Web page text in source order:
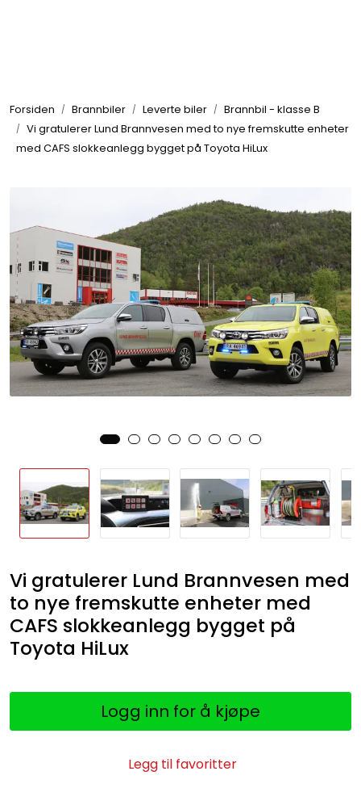
Forsiden Brannbiler Leverte biler
Brannbil - klasse B
Vi gratulerer Lund Brannvesen med to nye fremskutte enheter
med CAFS slokkeanlegg bygget på Toyota HiLux
Vi gratulerer Lund Brannvesen med
to nye fremskutte enheter med
CAFS slokkeanlegg bygget på
Toyota HiLux
Logg inn for å kjøpe
Legg til favoritter
Produkter
Reservedeler
Om oss
Kvalitet og miljø